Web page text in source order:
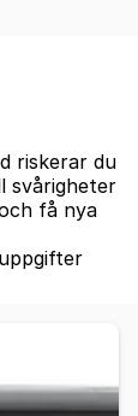
riskerar du
svårigheter
få nya